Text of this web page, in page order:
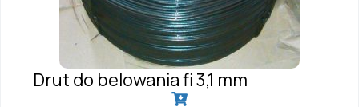
Drut do belowania fi 3,1 mm